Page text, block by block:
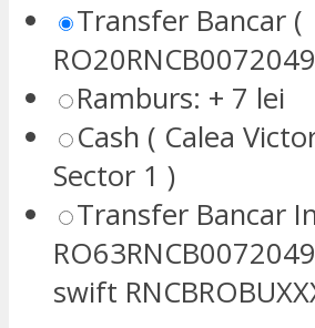
Transfer Bancar (
Ramburs: + 7 lei
Cash ( Calea
Sector 1 )
Transfer Bancar
swift